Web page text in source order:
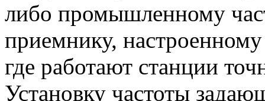
либо промышленному
приемнику,
где работают станции
Установку частоты